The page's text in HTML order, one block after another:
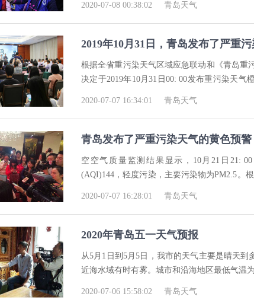
2020-07-08 00:38:02 青岛天气
2019年10月31日，青岛发布了严重
急响应
根据全省重污染天气区域应急联动和《青岛重
决定于2019年10月31日00: 00发布重污染天气
2020-07-07 16:34:01
青岛天气
青岛发布了严重污染天气的黄色预
急响应
空空气质量监测结果显示，10月21日21:
(AQI)144，轻度污染，主要污染物为PM2.5。
2020-07-07 16:28:01
青岛天气
2020年青岛五一天气预报
从5月1日到5月5日，我市的天气主要是晴天
近海水域有时有雾。城市和沿海地区最低气温
2020-07-06 15:58:02 青岛天气